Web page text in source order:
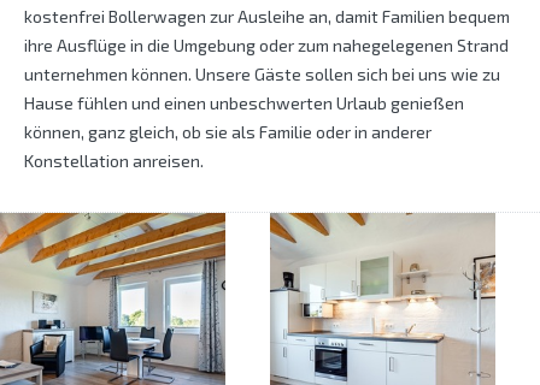
kostenfrei Bollerwagen zur Ausleihe an, damit Familien bequem
ihre Ausflüge in die Umgebung oder zum nahegelegenen Strand
unternehmen können. Unsere Gäste sollen sich bei uns wie zu
Hause fühlen und einen unbeschwerten Urlaub genießen
können, ganz gleich, ob sie als Familie oder in anderer
Konstellation anreisen.